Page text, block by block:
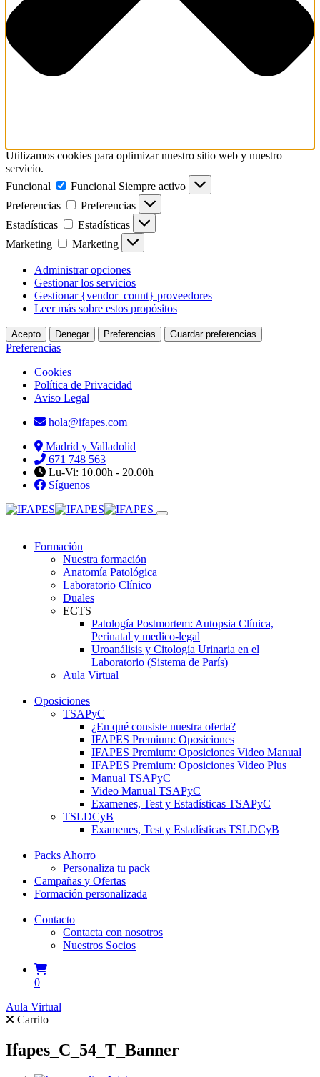
Utilizamos cookies para optimizar nuestro sitio web y nuestro
servicio.
Funcional
Funcional Siempre activo
Preferencias
Preferencias
Estadísticas
Estadísticas
Marketing
Marketing
Administrar opciones
Gestionar los servicios
Gestionar {vendor_count} proveedores
Leer más sobre estos propósitos
Acepto Denegar Preferencias Guardar preferencias
Preferencias
Cookies
Política de Privacidad
Aviso Legal
hola@ifapes.com
Madrid y Valladolid
671 748 563
Lu-Vi: 10.00h - 20.00h
Síguenos
Formación
Nuestra formación
Anatomía Patológica
Laboratorio Clínico
Duales
ECTS
Patología Postmortem: Autopsia Clínica,
Perinatal y medico-legal
Uroanálisis y Citología Urinaria en el
Laboratorio (Sistema de París)
Aula Virtual
Oposiciones
TSAPyC
¿En qué consiste nuestra oferta?
IFAPES Premium: Oposiciones
IFAPES Premium: Oposiciones Video Manual
IFAPES Premium: Oposiciones Video Plus
Manual TSAPyC
Video Manual TSAPyC
Examenes, Test y Estadísticas TSAPyC
TSLDCyB
Examenes, Test y Estadísticas TSLDCyB
Packs Ahorro
Personaliza tu pack
Campañas y Ofertas
Formación personalizada
Contacto
Contacta con nosotros
Nuestros Socios
0
Aula Virtual
Carrito
Ifapes_C_54_T_Banner